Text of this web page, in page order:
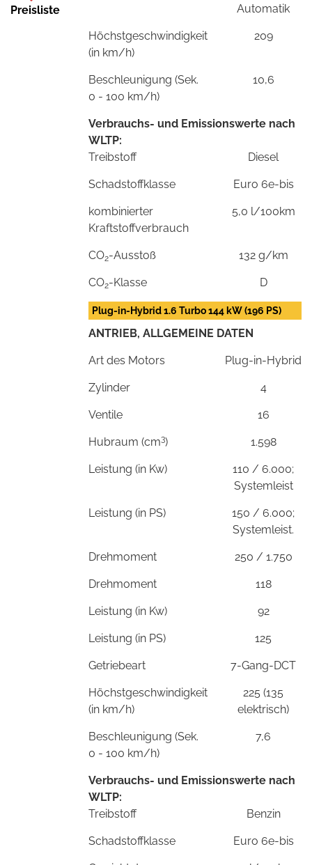
Preisliste
Automatik
Höchstgeschwindigkeit
(in km/h)
209
Beschleunigung (Sek.
0 - 100 km/h)
10,6
Verbrauchs- und Emissionswerte nach
WLTP:
Treibstoff
Diesel
Schadstoffklasse Euro 6e-bis
kombinierter
Kraftstoffverbrauch
5,0 l/100km
CO2-Ausstoß 132 g/km
CO2-Klasse D
Plug-in-Hybrid 1.6 Turbo 144 kW (196 PS)
ANTRIEB, ALLGEMEINE DATEN
Art des Motors Plug-in-Hybrid
Zylinder 4
Ventile 16
Hubraum (cm3) 1.598
Leistung (in Kw)
110 / 6.000;
Systemleist
Leistung (in PS)
150 / 6.000;
Systemleist.
Drehmoment 250 / 1.750
Drehmoment 118
Leistung (in Kw) 92
Leistung (in PS) 125
Getriebeart 7-Gang-DCT
Höchstgeschwindigkeit
(in km/h)
225 (135
elektrisch)
Beschleunigung (Sek.
0 - 100 km/h)
7,6
Verbrauchs- und Emissionswerte nach
WLTP:
Treibstoff
Benzin
Schadstoffklasse Euro 6e-bis